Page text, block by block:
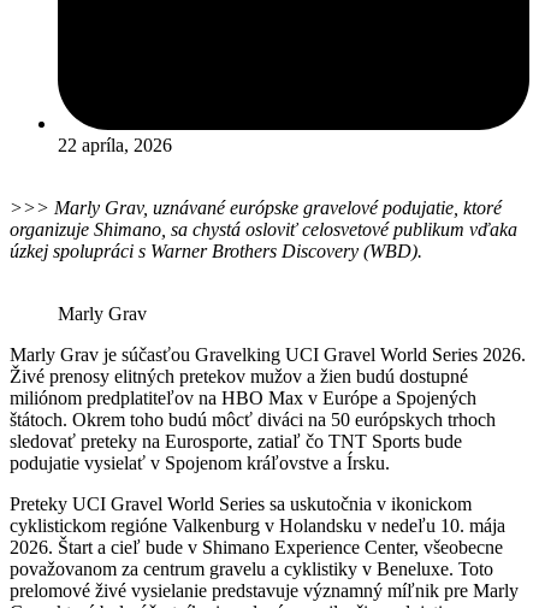
22 apríla, 2026
>>> Marly Grav, uznávané európske gravelové podujatie, ktoré
organizuje Shimano, sa chystá osloviť celosvetové publikum vďaka
úzkej spolupráci s Warner Brothers Discovery (WBD).
Marly Grav
Marly Grav je súčasťou Gravelking UCI Gravel World Series 2026.
Živé prenosy elitných pretekov mužov a žien budú dostupné
miliónom predplatiteľov na HBO Max v Európe a Spojených
štátoch. Okrem toho budú môcť diváci na 50 európskych trhoch
sledovať preteky na Eurosporte, zatiaľ čo TNT Sports bude
podujatie vysielať v Spojenom kráľovstve a Írsku.
Preteky UCI Gravel World Series sa uskutočnia v ikonickom
cyklistickom regióne Valkenburg v Holandsku v nedeľu 10. mája
2026. Štart a cieľ bude v Shimano Experience Center, všeobecne
považovanom za centrum gravelu a cyklistiky v Beneluxe. Toto
prelomové živé vysielanie predstavuje významný míľnik pre Marly